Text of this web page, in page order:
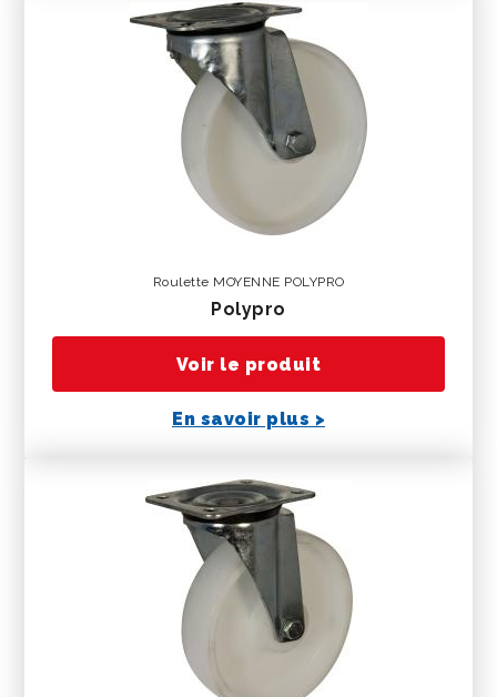
Roulette MOYENNE POLYPRO
polypro
Voir le produit
En savoir plus >